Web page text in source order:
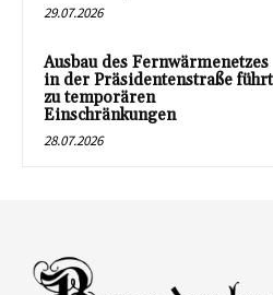
29.07.2026
Ausbau des Fernwärmenetzes
in der Präsidentenstraße führt
zu temporären
Einschränkungen
28.07.2026